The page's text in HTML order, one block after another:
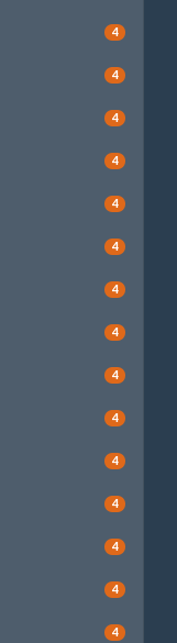
4
4
4
4
4
4
4
4
4
4
4
4
4
4
4